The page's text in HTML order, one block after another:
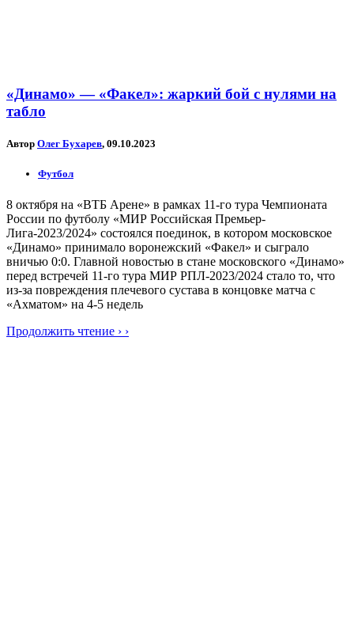
«Динамо» — «Факел»: жаркий бой с нулями на
табло
Автор Олег Бухарев, 09.10.2023
Футбол
8 октября на «ВТБ Арене» в рамках 11-го тура Чемпионата
России по футболу «МИР Российская Премьер-
Лига-2023/2024» состоялся поединок, в котором московское
«Динамо» принимало воронежский «Факел» и сыграло
вничью 0:0. Главной новостью в стане московского «Динамо»
перед встречей 11-го тура МИР РПЛ-2023/2024 стало то, что
из-за повреждения плечевого сустава в концовке матча с
«Ахматом» на 4-5 недель
Продолжить чтение › ›